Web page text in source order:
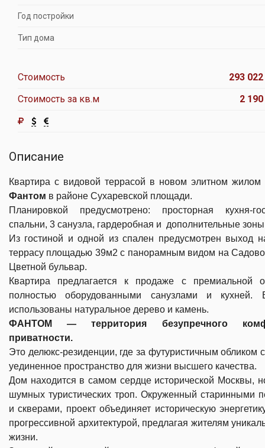
Год постройки
Тип дома
Стоимость
293
Стоимость за кв.м
2
Описание
Квартира с видовой террасой в новом элитном жилом
Фантом в районе Сухаревской площади.
Планировкой предусмотрено: просторная кухня-
спальни, 3 санузла, гардеробная и дополнительные
Из гостиной и одной из спален предусмотрен выход
террасу площадью 39м2 с панорамным видом на
Цветной бульвар.
Квартира предлагается к продаже с премиальной
полностью оборудованными санузлами и кухней.
использованы натуральное дерево и камень.
ФАНТОМ — территория безупречного
приватности.
Это делюкс-резиденции, где за футуристичным обликом
уединенное пространство для жизни высшего качества.
Дом находится в самом сердце исторической Москвы,
шумных туристических троп. Окруженный старинными
и скверами, проект объединяет историческую
прогрессивной архитектурой, предлагая жителям
жизни.